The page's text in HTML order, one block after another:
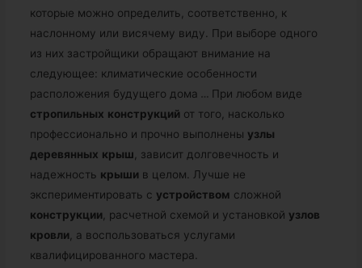
которые можно определить, соответственно, к
наслонному или висячему виду. При выборе одного
из них застройщики обращают внимание на
следующее: климатические особенности
расположения будущего дома … При любом виде
стропильных конструкций от того, насколько
профессионально и прочно выполнены узлы
деревянных крыш , зависит долговечность и
надежность крыши в целом. Лучше не
экспериментировать с устройством сложной
конструкции , расчетной схемой и установкой узлов
кровли , а воспользоваться услугами
квалифицированного мастера.